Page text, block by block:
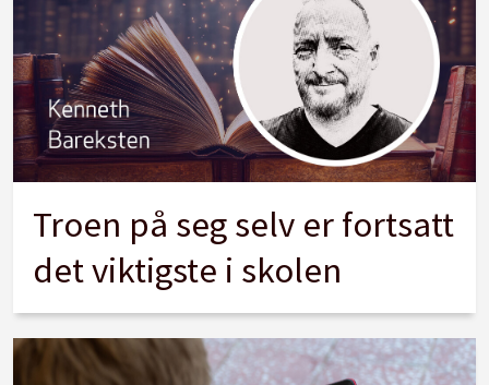
Troen på seg selv er fortsatt
det viktigste i skolen